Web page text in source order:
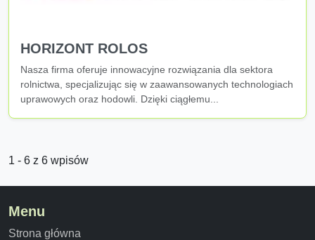
HORIZONT ROLOS
Nasza firma oferuje innowacyjne rozwiązania dla sektora
rolnictwa, specjalizując się w zaawansowanych technologiach
uprawowych oraz hodowli. Dzięki ciągłemu...
1 - 6 z 6 wpisów
Menu
Strona główna